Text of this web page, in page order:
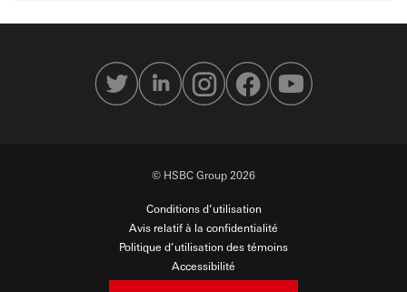
© HSBC Group 2026
Conditions d’utilisation
Avis relatif à la confidentialité
Politique d’utilisation des témoins
Accessibilité
Sécurité en ligne